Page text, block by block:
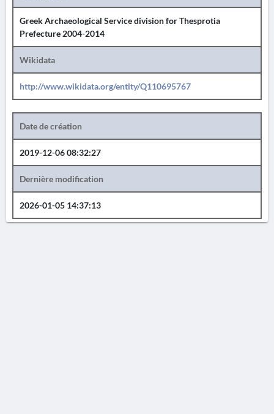
Greek Archaeological Service division for Thesprotia
Prefecture 2004-2014
Wikidata
http://www.wikidata.org/entity/Q110695767
Date de création
2019-12-06 08:32:27
Dernière modification
2026-01-05 14:37:13